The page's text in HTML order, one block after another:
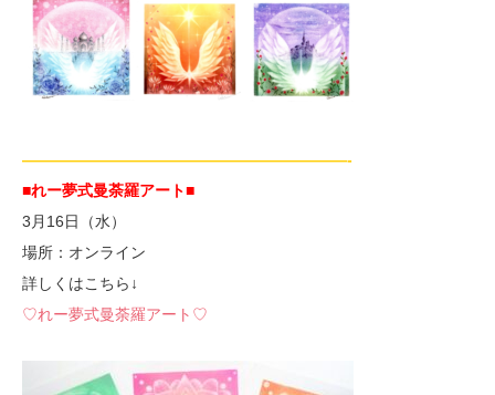
—————————————————————-
■れー夢式曼荼羅アート■
3月16日（水）
場所：オンライン
詳しくはこちら↓
♡れー夢式曼荼羅アート♡